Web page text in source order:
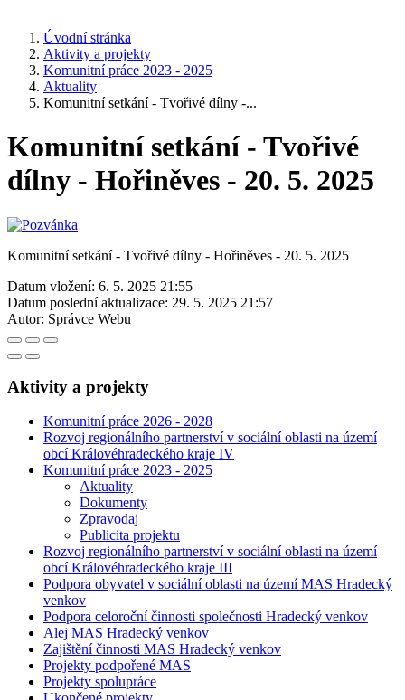
Úvodní stránka
Aktivity a projekty
Komunitní práce 2023 - 2025
Aktuality
Komunitní setkání - Tvořivé dílny -...
Komunitní setkání - Tvořivé
dílny - Hořiněves - 20. 5. 2025
Komunitní setkání - Tvořivé dílny - Hořiněves - 20. 5. 2025
Datum vložení: 6. 5. 2025 21:55
Datum poslední aktualizace: 29. 5. 2025 21:57
Autor: Správce Webu
Aktivity a projekty
Komunitní práce 2026 - 2028
Rozvoj regionálního partnerství v sociální oblasti na území
obcí Královéhradeckého kraje IV
Komunitní práce 2023 - 2025
Aktuality
Dokumenty
Zpravodaj
Publicita projektu
Rozvoj regionálního partnerství v sociální oblasti na území
obcí Královéhradeckého kraje III
Podpora obyvatel v sociální oblasti na území MAS Hradecký
venkov
Podpora celoroční činnosti společnosti Hradecký venkov
Alej MAS Hradecký venkov
Zajištění činnosti MAS Hradecký venkov
Projekty podpořené MAS
Projekty spolupráce